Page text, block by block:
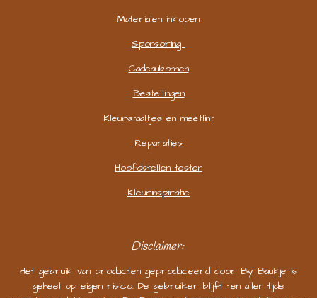
Materialen inkopen
Sponsoring
Cadeaubonnen
Bestellingen
Kleurstaaltjes en meetlint
Reparaties
Hoofdstellen testen
Kleurinspiratie
Disclaimer:
Het gebruik van producten geproduceerd door By Baukje is
geheel op eigen risico. De gebruiker blijft ten allen tijde